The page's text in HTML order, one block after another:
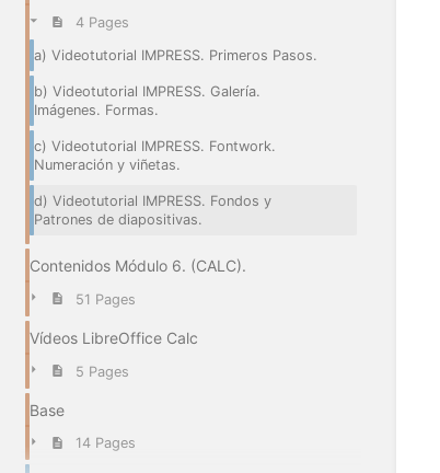
4 Pages
a) Videotutorial IMPRESS. Primeros Pasos.
b) Videotutorial IMPRESS. Galería.
Imágenes. Formas.
c) Videotutorial IMPRESS. Fontwork.
Numeración y viñetas.
d) Videotutorial IMPRESS. Fondos y
Patrones de diapositivas.
Contenidos Módulo 6. (CALC).
51 Pages
Vídeos LibreOffice Calc
5 Pages
Base
14 Pages